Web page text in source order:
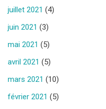
juillet 2021 (4)
juin 2021 (3)
mai 2021 (5)
avril 2021 (5)
mars 2021 (10)
février 2021 (5)